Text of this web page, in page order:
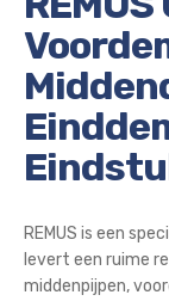
REMUS is een
levert een ruime
middenpijpen,